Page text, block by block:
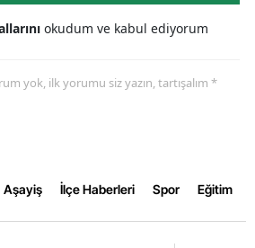
Tekirdağ
okudum ve kabul ediyorum
yok, ilk yorumu siz yazın, tartışalım *
Aşayiş İlçe Haberleri Spor Eğitim